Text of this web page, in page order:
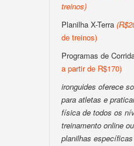
treinos)
Planilha X-Terra (
de treinos)
Programas de
a partir de R$170)
ironguides oferece
para atletas e
física de todos os
treinamento online
planilhas